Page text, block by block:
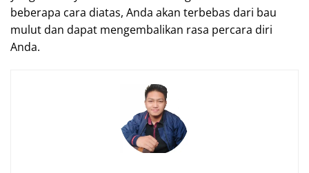
beberapa cara diatas, Anda akan terbebas dari bau
mulut dan dapat mengembalikan rasa percara diri
Anda.